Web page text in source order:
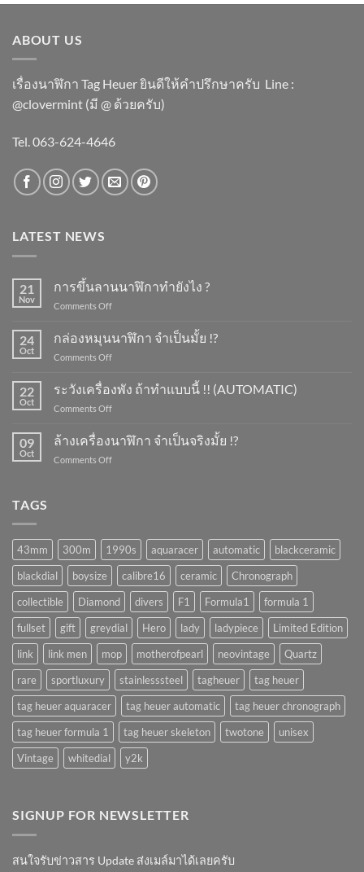
ABOUT US
เรื่องนาฬิกา Tag Heuer ยินดีให้คำปรึกษาครับ ​Line :
@clovermint (มี @ ด้วยครับ)
Tel. 063-624-4646
LATEST NEWS
21
Nov
การขึ้นลานนาฬิกาทำยังไง ?
Comments Offon
ลาน
นาฬิกา
ยัง
24
Oct
กล่องหมุนนาฬิกา จำเป็นมั้ย !?
Comments Offon
หมุน
นาฬิกา
จำเป็น
!?
22
Oct
ระวังเครื่องพัง ถ้าทำแบบนี้ !! (AUTOMATIC)
Comments Offon
เครื่อง
พัง
ถ้า
09
Oct
ล้างเครื่องนาฬิกา จำเป็นจริงมั้ย !?
Comments Offon
มั้ย
!?
TAGS
43mm 300m 1990s aquaracer automatic
blackceramic
blackdial
boysize calibre16 ceramic
Chronograph
collectible
Diamond divers F1 Formula1
formula 1
fullset
gift greydial Hero lady ladypiece
Limited Edition
link
link men mop motherofpearl neovintage
Quartz
rare
sportluxury stainlesssteel tagheuer
tag heuer
tag heuer aquaracer
tag heuer automatic
tag heuer chronograph
tag heuer formula 1
tag heuer skeleton twotone
unisex
Vintage
whitedial y2k
SIGNUP FOR NEWSLETTER
สนใจรับข่าวสาร Update ส่งเมล์มาได้เลยครับ